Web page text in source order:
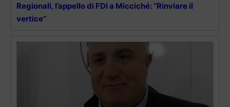
Regionali, l’appello di FDI a Micciché: “Rinviare il
vertice”